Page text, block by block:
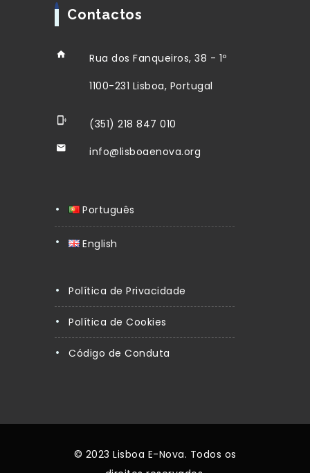
Contactos
Rua dos Fanqueiros, 38 - 1º
1100-231 Lisboa, Portugal
(351) 218 847 010
info@lisboaenova.org
Português
English
Política de Privacidade
Política de Cookies
Código de Conduta
© 2023 Lisboa E-Nova. Todos os